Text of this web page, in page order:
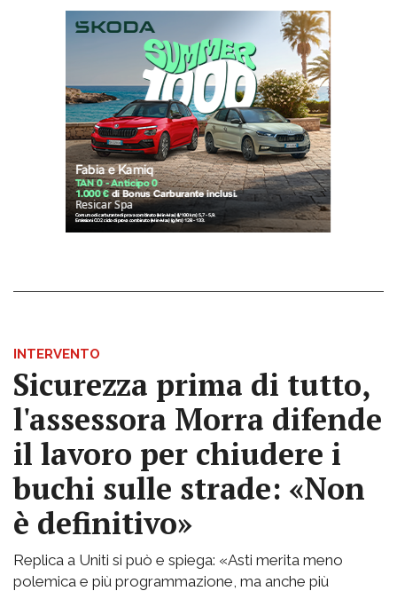
INTERVENTO
Sicurezza prima di tutto,
l'assessora Morra difende
il lavoro per chiudere i
buchi sulle strade: «Non
è definitivo»
Replica a Uniti si può e spiega: «Asti merita meno
polemica e più programmazione, ma anche più